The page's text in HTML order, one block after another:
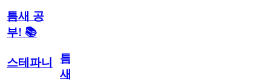
틈새 공
부! 📚
스테파니
틈
새